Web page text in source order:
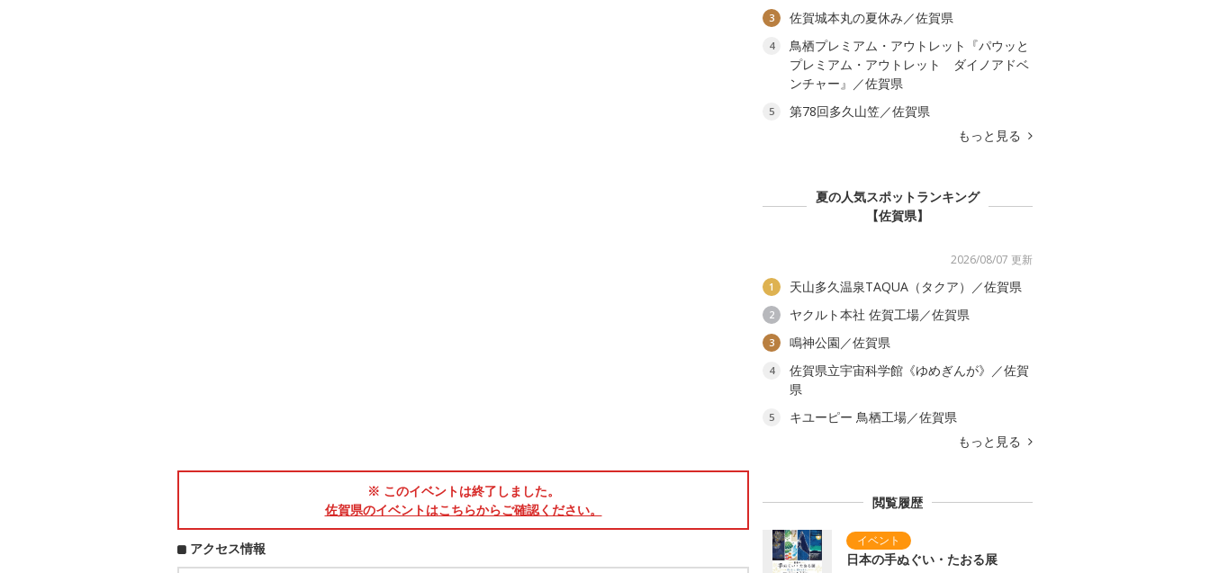
※ このイベントは終了しました。
佐賀県のイベントはこちらからご確認ください。
アクセス情報
3 佐賀城本丸の夏休み／佐賀県
4
鳥栖プレミアム・アウトレット『パウッと
プレミアム・アウトレット ダイノアドベ
ンチャー』／佐賀県
5
第78回多久山笠／佐賀県
もっと見る
夏の人気スポットランキング
【佐賀県】
2026/08/07 更新
1 天山多久温泉TAQUA（タクア）／佐賀県
2 ヤクルト本社 佐賀工場／佐賀県
3 鳴神公園／佐賀県
4
佐賀県立宇宙科学館《ゆめぎんが》／佐賀
県
5
キユーピー 鳥栖工場／佐賀県
もっと見る
閲覧履歴
日本の手ぬぐい・たおる展